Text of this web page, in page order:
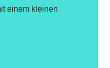
einem kleinen